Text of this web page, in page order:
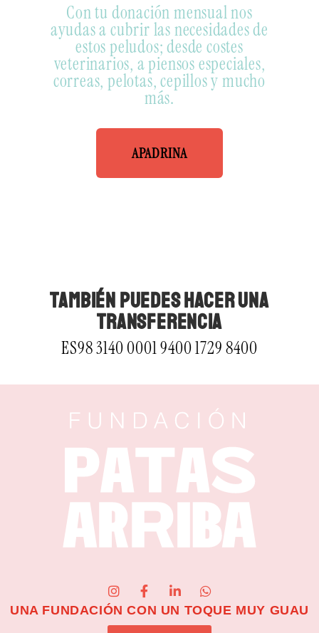
Con tu donación mensual nos
ayudas a cubrir las necesidades de
estos peludos; desde costes
veterinarios, a piensos especiales,
correas, pelotas, cepillos y mucho
más.
APADRINA
TAMBIÉN PUEDES HACER UNA
TRANSFERENCIA
ES98 3140 0001 9400 1729 8400
UNA FUNDACIÓN CON UN TOQUE MUY GUAU